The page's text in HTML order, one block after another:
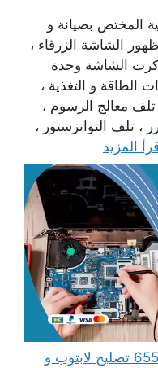
المختص بصيانة و
الشاشة الزرقاء ،
الشاشة وحدة
الطاقة و التغذية ،
تلف معالج الرسوم ،
، تلف التوانزستور ،
اقرأ المزيد
مهندس كمبيوتر الصليبية 65511033 تصليح لابتوب و